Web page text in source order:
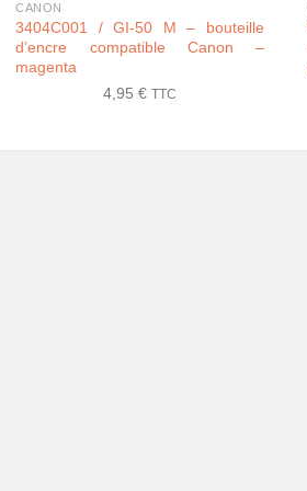
CANON
3404C001 / GI-50 M – bouteille
d’encre compatible Canon –
magenta
4,95€ TTC